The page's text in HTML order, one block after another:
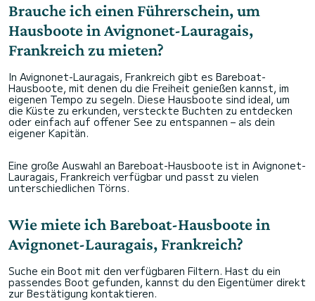
Brauche ich einen Führerschein, um
Hausboote in Avignonet-Lauragais,
Frankreich zu mieten?
In Avignonet-Lauragais, Frankreich gibt es Bareboat-
Hausboote, mit denen du die Freiheit genießen kannst, im
eigenen Tempo zu segeln. Diese Hausboote sind ideal, um
die Küste zu erkunden, versteckte Buchten zu entdecken
oder einfach auf offener See zu entspannen – als dein
eigener Kapitän.
Eine große Auswahl an Bareboat-Hausboote ist in Avignonet-
Lauragais, Frankreich verfügbar und passt zu vielen
unterschiedlichen Törns.
Wie miete ich Bareboat-Hausboote in
Avignonet-Lauragais, Frankreich?
Suche ein Boot mit den verfügbaren Filtern. Hast du ein
passendes Boot gefunden, kannst du den Eigentümer direkt
zur Bestätigung kontaktieren.